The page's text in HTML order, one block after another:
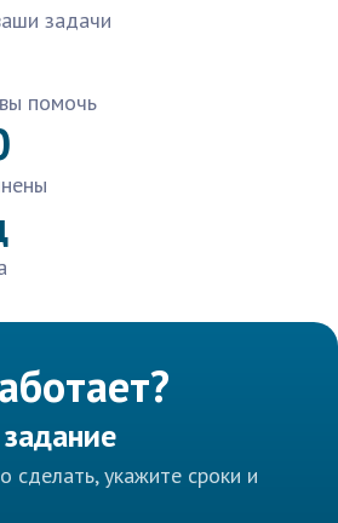
задачи
помочь
сделать, укажите сроки и